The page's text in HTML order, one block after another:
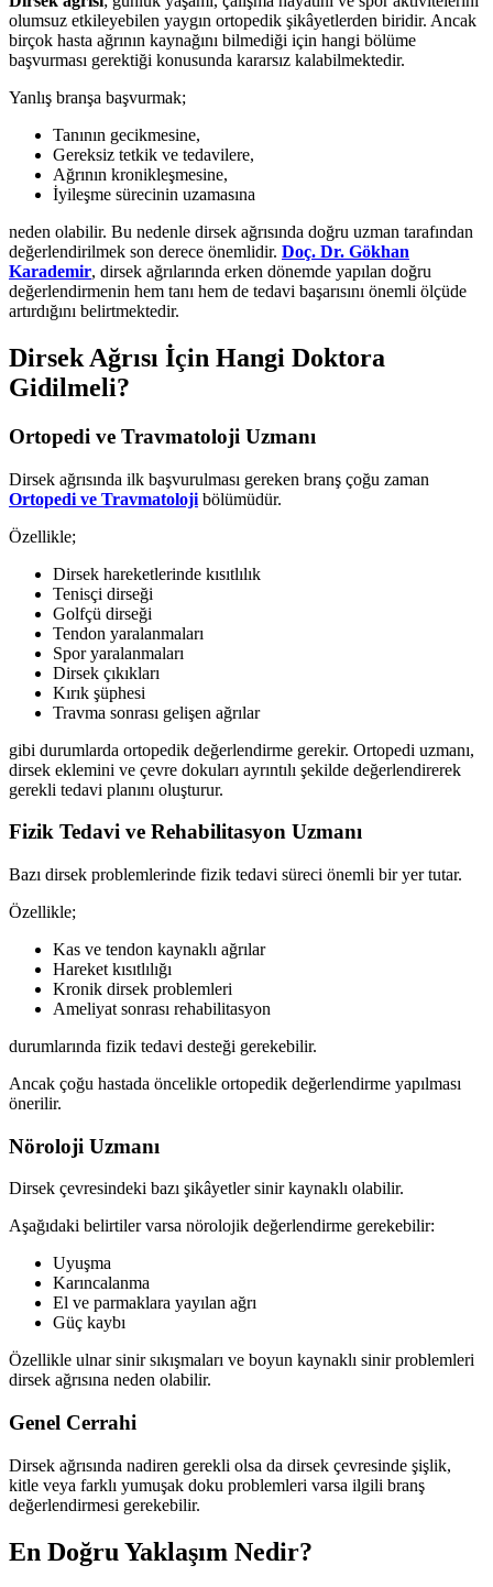
olumsuz etkileyebilen yaygın ortopedik şikâyetlerden biridir. Ancak
birçok hasta ağrının kaynağını bilmediği için hangi bölüme
başvurması gerektiği konusunda kararsız kalabilmektedir.
Yanlış branşa başvurmak;
Tanının gecikmesine,
Gereksiz tetkik ve tedavilere,
Ağrının kronikleşmesine,
İyileşme sürecinin uzamasına
neden olabilir. Bu nedenle dirsek ağrısında doğru uzman tarafından
değerlendirilmek son derece önemlidir. Doç. Dr. Gökhan
Karademir, dirsek ağrılarında erken dönemde yapılan doğru
değerlendirmenin hem tanı hem de tedavi başarısını önemli ölçüde
artırdığını belirtmektedir.
Dirsek Ağrısı İçin Hangi Doktora
Gidilmeli?
Ortopedi ve Travmatoloji Uzmanı
Dirsek ağrısında ilk başvurulması gereken branş çoğu zaman
Ortopedi ve Travmatoloji bölümüdür.
Özellikle;
Dirsek hareketlerinde kısıtlılık
Tenisçi dirseği
Golfçü dirseği
Tendon yaralanmaları
Spor yaralanmaları
Dirsek çıkıkları
Kırık şüphesi
Travma sonrası gelişen ağrılar
gibi durumlarda ortopedik değerlendirme gerekir. Ortopedi uzmanı,
dirsek eklemini ve çevre dokuları ayrıntılı şekilde değerlendirerek
gerekli tedavi planını oluşturur.
Fizik Tedavi ve Rehabilitasyon Uzmanı
Bazı dirsek problemlerinde fizik tedavi süreci önemli bir yer tutar.
Özellikle;
Kas ve tendon kaynaklı ağrılar
Hareket kısıtlılığı
Kronik dirsek problemleri
Ameliyat sonrası rehabilitasyon
durumlarında fizik tedavi desteği gerekebilir.
Ancak çoğu hastada öncelikle ortopedik değerlendirme yapılması
önerilir.
Nöroloji Uzmanı
Dirsek çevresindeki bazı şikâyetler sinir kaynaklı olabilir.
Aşağıdaki belirtiler varsa nörolojik değerlendirme gerekebilir:
Uyuşma
Karıncalanma
El ve parmaklara yayılan ağrı
Güç kaybı
Özellikle ulnar sinir sıkışmaları ve boyun kaynaklı sinir problemleri
dirsek ağrısına neden olabilir.
Genel Cerrahi
Dirsek ağrısında nadiren gerekli olsa da dirsek çevresinde şişlik,
kitle veya farklı yumuşak doku problemleri varsa ilgili branş
değerlendirmesi gerekebilir.
En Doğru Yaklaşım Nedir?